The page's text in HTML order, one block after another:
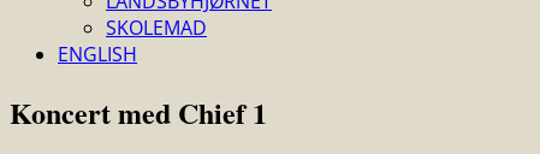
SKOLEMAD
ENGLISH
Koncert med Chief 1